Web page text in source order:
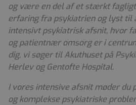
og være en del af et stærkt
erfaring fra psykiatrien og lyst til
intensivt psykiatrisk afsnit, hvor
og patientnær omsorg er i
dig, vi søger til Akuthuset på
Herlev og Gentofte Hospital.
I vores intensive afsnit møder
og komplekse psykiatriske